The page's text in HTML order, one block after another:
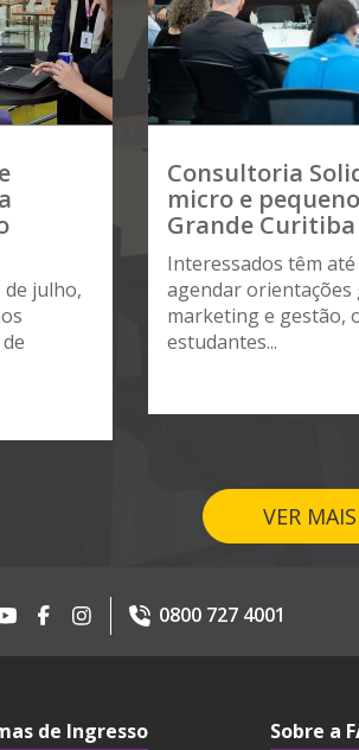
de julho,
Consultoria
micro e
Grande Curitiba
Interessados têm
agendar orientações
marketing e gestão,
estudantes...
VER
0800 727 4001
de Ingresso Sobre a